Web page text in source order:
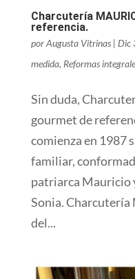
Charcutería
referencia.
porAugusta Vitrinas| Dic
medida, Reformas
Sin duda,
gourmet de
comienza en 1987
familiar,
patriarca Mauricio
Sonia. Charcutería
del...